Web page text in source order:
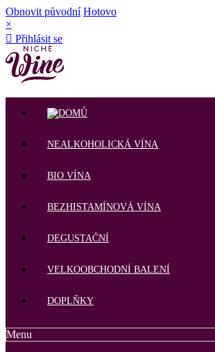
Obnovit původní Hotovo
×
 Přihlásit se
NEALKOHOLICKÁ VÍNA
BIO VÍNA
BEZHISTAMÍNOVÁ VÍNA
DEGUSTAČNÍ
VELKOOBCHODNÍ BALENÍ
DOPLŇKY
Menu